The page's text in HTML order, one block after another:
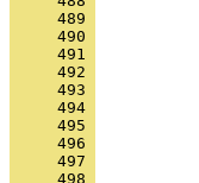
     489
     490
     491
     492
     493
     494
     495
     496
     497
     498